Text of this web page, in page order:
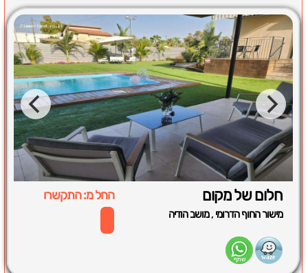
חלום של מקום החל מ: התקשרו
מישור החוף הדרומי ,מושב הודיה